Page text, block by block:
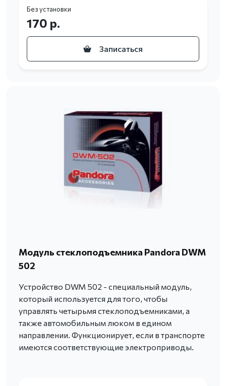
Без установки
170 р.
Записаться
Модуль стеклоподъемника Pandora DWM
502
Устройство DWM 502 - специальный модуль,
который используется для того, чтобы
управлять четырьмя стеклоподъемниками, а
также автомобильным люком в едином
направлении. Функционирует, если в транспорте
имеются соответствующие электроприводы.